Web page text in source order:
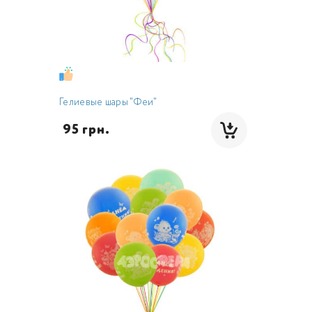
Гелиевые шары "Феи"
95 грн.